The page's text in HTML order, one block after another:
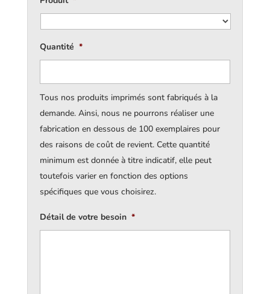
Quantité *
Tous nos produits imprimés sont fabriqués à la
demande. Ainsi, nous ne pourrons réaliser une
fabrication en dessous de 100 exemplaires pour
des raisons de coût de revient. Cette quantité
minimum est donnée à titre indicatif, elle peut
toutefois varier en fonction des options
spécifiques que vous choisirez.
Détail de votre besoin *